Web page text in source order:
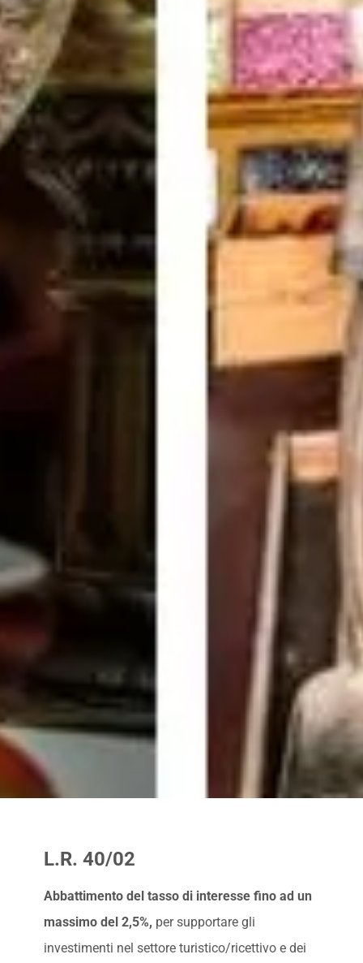
L.R. 40/02
Abbattimento del tasso di interesse fino ad un
massimo del 2,5%, per supportare gli
investimenti nel settore turistico/ricettivo e dei